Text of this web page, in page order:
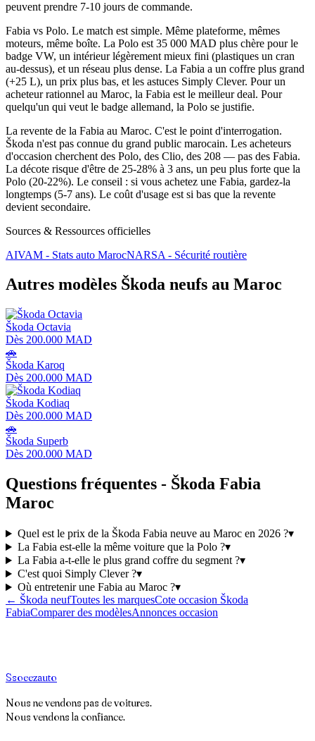
peuvent prendre 7-10 jours de commande.
Fabia vs Polo. Le match est simple. Même plateforme, mêmes
moteurs, même boîte. La Polo est 35 000 MAD plus chère pour le
badge VW, un intérieur légèrement mieux fini (plastiques un cran
au-dessus), et un réseau plus dense. La Fabia a un coffre plus grand
(+25 L), un prix plus bas, et les astuces Simply Clever. Pour un
acheteur rationnel au Maroc, la Fabia est le meilleur deal. Pour
quelqu'un qui veut le badge allemand, la Polo se justifie.
La revente de la Fabia au Maroc. C'est le point d'interrogation.
Škoda n'est pas connue du grand public marocain. Les acheteurs
d'occasion cherchent des Polo, des Clio, des 208 — pas des Fabia.
La décote risque d'être de 25-28% à 3 ans, un peu plus forte que la
Polo (20-22%). Le conseil : si vous achetez une Fabia, gardez-la
longtemps (5-7 ans). Le coût d'usage est si bas que la revente
devient secondaire.
Sources & Ressources officielles
AIVAM - Stats auto MarocNARSA - Sécurité routière
Autres modèles Škoda neufs au Maroc
Škoda Octavia
Dès 200.000 MAD
🚗
Škoda Karoq
Dès 200.000 MAD
Škoda Kodiaq
Dès 200.000 MAD
🚗
Škoda Superb
Dès 200.000 MAD
Questions fréquentes - Škoda Fabia
Maroc
Quel est le prix de la Škoda Fabia neuve au Maroc en 2026 ?▾
La Fabia est-elle la même voiture que la Polo ?▾
La Fabia a-t-elle le plus grand coffre du segment ?▾
C'est quoi Simply Clever ?▾
Où entretenir une Fabia au Maroc ?▾
← Škoda neufToutes les marquesCote occasion Škoda
FabiaComparer des modèlesAnnonces occasion
Ssoeezauto
Nous ne vendons pas de voitures.
Nous vendons la confiance.